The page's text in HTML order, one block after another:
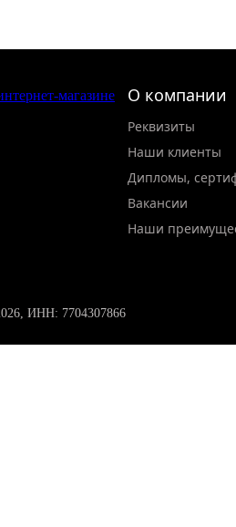
О компании
Реквизиты
Наши клиенты
Дипломы,
Вакансии
Наши
ИНН: 7704307866